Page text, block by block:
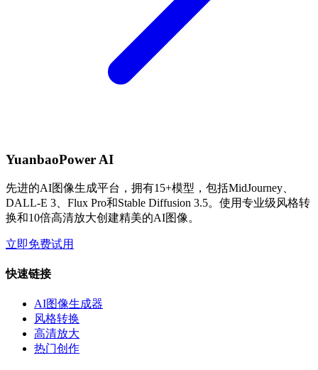
YuanbaoPower AI
先进的AI图像生成平台，拥有15+模型，包括MidJourney、
DALL-E 3、Flux Pro和Stable Diffusion 3.5。使用专业级风格转
换和10倍高清放大创建精美的AI图像。
立即免费试用
快速链接
AI图像生成器
风格转换
高清放大
热门创作